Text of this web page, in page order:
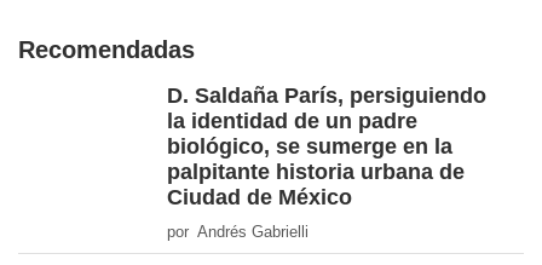
Recomendadas
D. Saldaña París, persiguiendo
la identidad de un padre
biológico, se sumerge en la
palpitante historia urbana de
Ciudad de México
por Andrés Gabrielli